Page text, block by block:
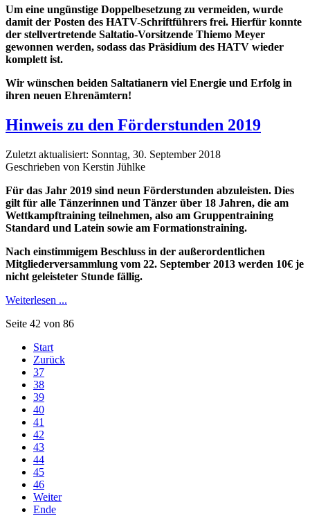
Um eine ungünstige Doppelbesetzung zu vermeiden, wurde
damit der Posten des HATV-Schriftführers frei. Hierfür konnte
der stellvertretende Saltatio-Vorsitzende Thiemo Meyer
gewonnen werden, sodass das Präsidium des HATV wieder
komplett ist.
Wir wünschen beiden Saltatianern viel Energie und Erfolg in
ihren neuen Ehrenämtern!
Hinweis zu den Förderstunden 2019
Zuletzt aktualisiert: Sonntag, 30. September 2018
Geschrieben von Kerstin Jühlke
Für das Jahr 2019 sind neun Förderstunden abzuleisten. Dies
gilt für alle Tänzerinnen und Tänzer über 18 Jahren, die am
Wettkampftraining teilnehmen, also am Gruppentraining
Standard und Latein sowie am Formationstraining.
Nach einstimmigem Beschluss in der außerordentlichen
Mitgliederversammlung vom 22. September 2013 werden 10€ je
nicht geleisteter Stunde fällig.
Weiterlesen ...
Seite 42 von 86
Start
Zurück
37
38
39
40
41
42
43
44
45
46
Weiter
Ende